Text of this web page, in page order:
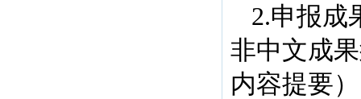
2.申报成
非中文成
内容提要